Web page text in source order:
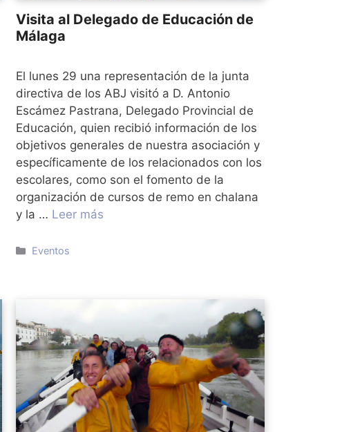
Visita al Delegado de Educación de
Málaga
El lunes 29 una representación de la junta
directiva de los ABJ visitó a D. Antonio
Escámez Pastrana, Delegado Provincial de
Educación, quien recibió información de los
objetivos generales de nuestra asociación y
específicamente de los relacionados con los
escolares, como son el fomento de la
organización de cursos de remo en chalana
y la … Leer más
Categorías
Eventos